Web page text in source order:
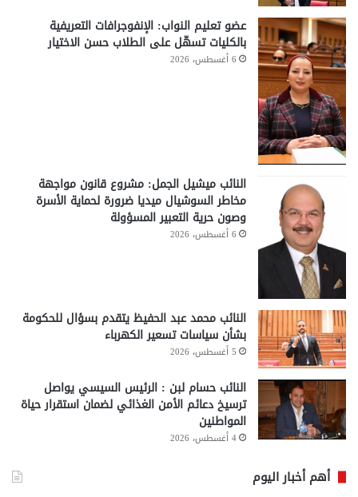
عضو تعليم النواب: الإنفوجرافات التعريفية
بالكليات تسهّل على الطلاب حسن الاختيار
6 أغسطس، 2026
النائب ميشيل الجمل: مشروع قانون مواجهة
مخاطر السوشيال ميديا ضرورة لحماية الأسرة
وصون حرية التعبير المسؤولة
6 أغسطس، 2026
النائب محمد عبد الحفيظ يتقدم بسؤال للحكومة
بشأن سياسات تسعير الكهرباء
5 أغسطس، 2026
النائب حسام لبن : الرئيس السيسي يواصل
ترسيخ دعائم الأمن الغذائي لضمان استقرار حياة
المواطنين
4 أغسطس، 2026
أهم أخبار اليوم